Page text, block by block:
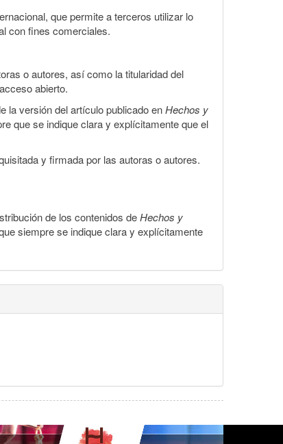
que permite a terceros utilizar lo
con fines comerciales.
o autores, así como la titularidad del
abierto.
la versión del artículo publicado enHechos y
que se indique clara y explícitamente que el
y firmada por las autoras o autores.
de los contenidos deHechos y
siempre se indique clara y explícitamente